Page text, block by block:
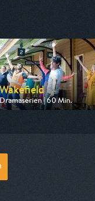
Wakefield
Dramaserien | 60 Min.
Ausgestrahlt von arte